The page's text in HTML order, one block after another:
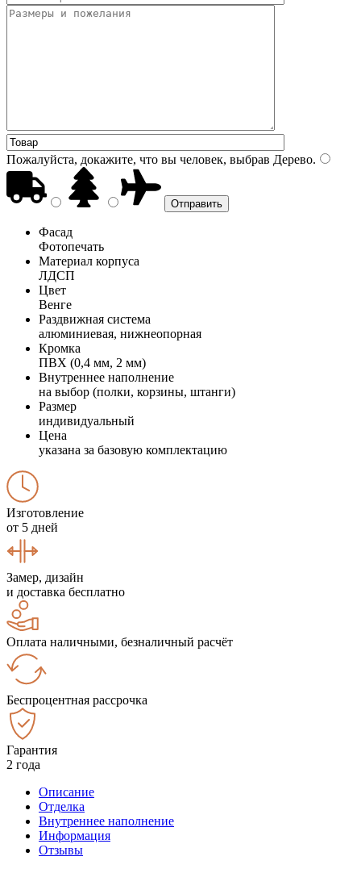
Пожалуйста, докажите, что вы человек, выбрав Дерево.
Фасад
Фотопечать
Материал корпуса
ЛДСП
Цвет
Венге
Раздвижная система
алюминиевая, нижнеопорная
Кромка
ПВХ (0,4 мм, 2 мм)
Внутреннее наполнение
на выбор (полки, корзины, штанги)
Размер
индивидуальный
Цена
указана за базовую комплектацию
Изготовление
от 5 дней
Замер, дизайн
и доставка бесплатно
Оплата наличными, безналичный расчёт
Беспроцентная рассрочка
Гарантия
2 года
Описание
Отделка
Внутреннее наполнение
Информация
Отзывы